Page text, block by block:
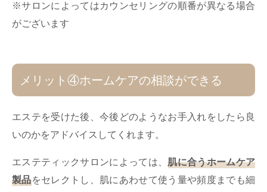
※サロンによってはカウンセリングの順番が異なる場合
がございます
メリット④ホームケアの​相談ができる
エステを受けた後、今後どのようなお手入れをしたら良
いのかをアドバイスしてくれます。
エステティックサロンによっては、 肌に合うホームケア
製品をセレクトし、肌にあわせて使う量や頻度までも細